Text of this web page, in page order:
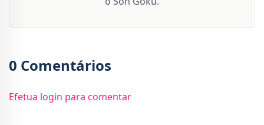
0 Comentários
Efetua login para comentar